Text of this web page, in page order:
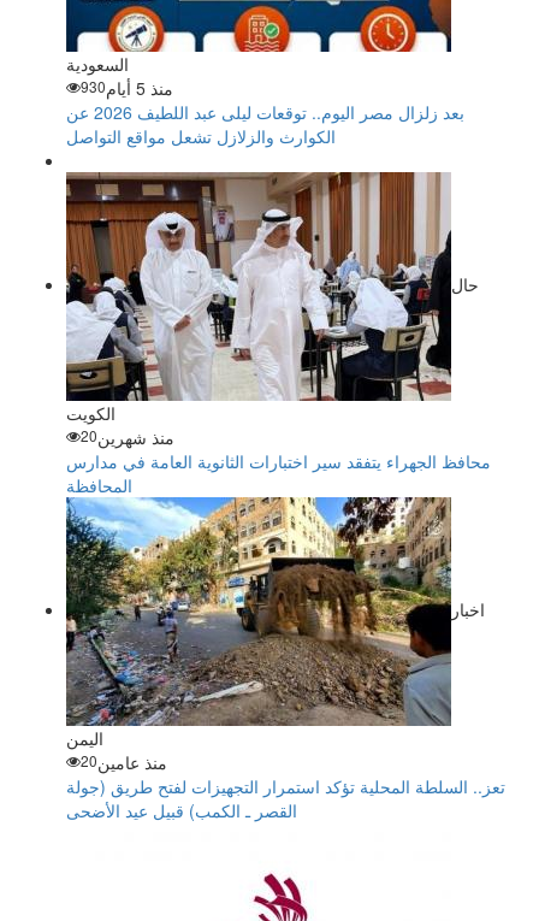
السعودية
منذ 5 أيام
930
بعد زلزال مصر اليوم.. توقعات ليلى عبد اللطيف 2026 عن
الكوارث والزلازل تشعل مواقع التواصل
حال
الكويت
منذ شهرين20
محافظ الجهراء يتفقد سير اختبارات الثانوية العامة في مدارس
المحافظة
اخبار
اليمن
منذ عامين20
تعز.. السلطة المحلية تؤكد استمرار التجهيزات لفتح طريق (جولة
القصر ـ الكمب) قبيل عيد الأضحى